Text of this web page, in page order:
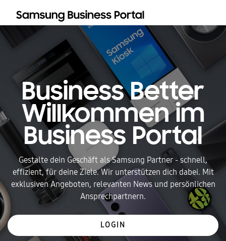
Business Better
Willkommen im
Business Portal
Gestalte dein Geschäft als Samsung Partner - schnell,
effizient, für deine Ziele. Wir unterstützen dich dabei. Mit
exklusiven Angeboten, relevanten News und persönlichen
Ansprechpartnern.
LOGIN